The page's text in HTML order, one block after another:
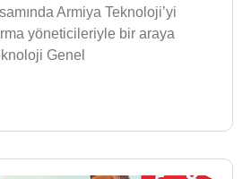
Armiya Teknoloji’yi
yöneticileriyle bir araya
Genel